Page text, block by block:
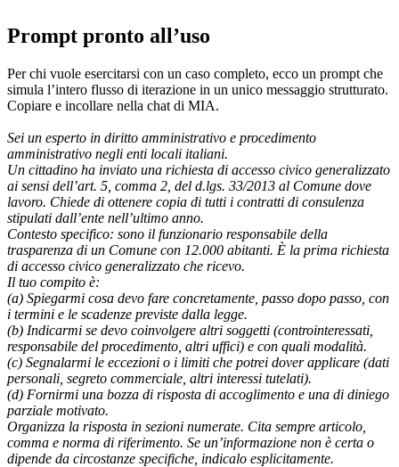
Prompt pronto all’uso
Per chi vuole esercitarsi con un caso completo, ecco un prompt che
simula l’intero flusso di iterazione in un unico messaggio strutturato.
Copiare e incollare nella chat di MIA.
Sei un esperto in diritto amministrativo e procedimento
amministrativo negli enti locali italiani.
Un cittadino ha inviato una richiesta di accesso civico generalizzato
ai sensi dell’art. 5, comma 2, del d.lgs. 33/2013 al Comune dove
lavoro. Chiede di ottenere copia di tutti i contratti di consulenza
stipulati dall’ente nell’ultimo anno.
Contesto specifico: sono il funzionario responsabile della
trasparenza di un Comune con 12.000 abitanti. È la prima richiesta
di accesso civico generalizzato che ricevo.
Il tuo compito è:
(a) Spiegarmi cosa devo fare concretamente, passo dopo passo, con
i termini e le scadenze previste dalla legge.
(b) Indicarmi se devo coinvolgere altri soggetti (controinteressati,
responsabile del procedimento, altri uffici) e con quali modalità.
(c) Segnalarmi le eccezioni o i limiti che potrei dover applicare (dati
personali, segreto commerciale, altri interessi tutelati).
(d) Fornirmi una bozza di risposta di accoglimento e una di diniego
parziale motivato.
Organizza la risposta in sezioni numerate. Cita sempre articolo,
comma e norma di riferimento. Se un’informazione non è certa o
dipende da circostanze specifiche, indicalo esplicitamente.